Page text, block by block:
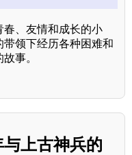
春、友情和成长的小
领下经历各种困难和
事。
与上古神兵的